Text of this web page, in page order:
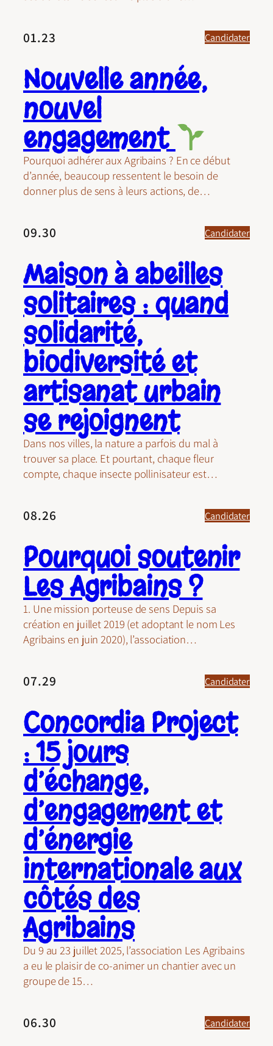
01.23 Candidater
Nouvelle année,
nouvel
engagement
Pourquoi adhérer aux Agribains ? En ce début
d’année, beaucoup ressentent le besoin de
donner plus de sens à leurs actions, de…
09.30 Candidater
Maison à abeilles
solitaires : quand
solidarité,
biodiversité et
artisanat urbain
se rejoignent
Dans nos villes, la nature a parfois du mal à
trouver sa place. Et pourtant, chaque fleur
compte, chaque insecte pollinisateur est…
08.26 Candidater
Pourquoi soutenir
Les Agribains ?
1. Une mission porteuse de sens Depuis sa
création en juillet 2019 (et adoptant le nom Les
Agribains en juin 2020), l’association…
07.29 Candidater
Concordia Project
: 15 jours
d’échange,
d’engagement et
d’énergie
internationale aux
côtés des
Agribains
Du 9 au 23 juillet 2025, l’association Les Agribains
a eu le plaisir de co-animer un chantier avec un
groupe de 15…
06.30 Candidater